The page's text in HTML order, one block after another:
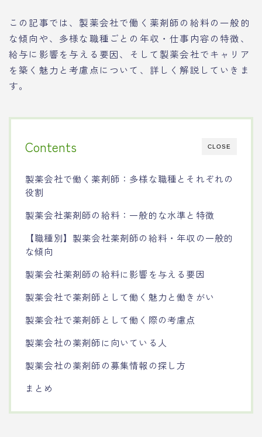
この記事では、製薬会社で働く薬剤師の給料の一般的
な傾向や、多様な職種ごとの年収・仕事内容の特徴、
給与に影響を与える要因、そして製薬会社でキャリア
を築く魅力と考慮点について、詳しく解説していきま
す。
CLOSE
Contents
製薬会社で働く薬剤師：多様な職種とそれぞれの
役割
製薬会社薬剤師の給料：一般的な水準と特徴
【職種別】製薬会社薬剤師の給料・年収の一般的
な傾向
製薬会社薬剤師の給料に影響を与える要因
製薬会社で薬剤師として働く魅力と働きがい
製薬会社で薬剤師として働く際の考慮点
製薬会社の薬剤師に向いている人
製薬会社の薬剤師の募集情報の探し方
まとめ